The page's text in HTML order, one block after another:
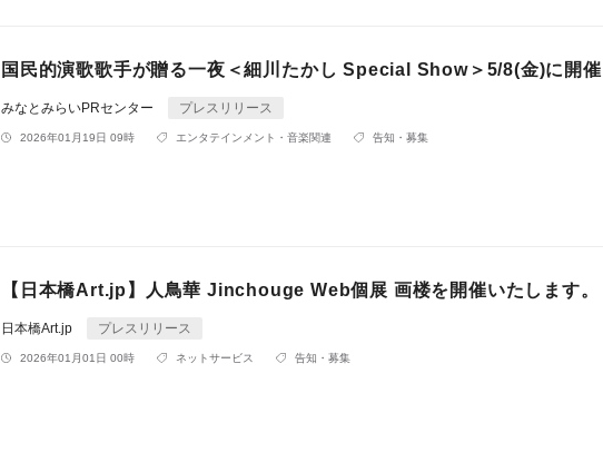
国民的演歌歌手が贈る一夜＜細川たかし Special Show＞5/8(金)に開催
みなとみらいPRセンター プレスリリース
2026年01月19日 09時 エンタテインメント・音楽関連 告知・募集
【日本橋Art.jp】人鳥華 Jinchouge Web個展 画楼を開催いたします。
日本橋Art.jp プレスリリース
2026年01月01日 00時 ネットサービス 告知・募集